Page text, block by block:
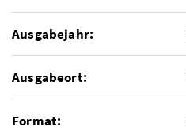
Ausgabejahr:
Ausgabeort:
Format: